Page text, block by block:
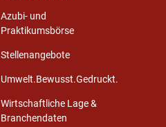
Azubi- und
Praktikumsbörse
Stellenangebote
Umwelt.Bewusst.Gedruckt.
Wirtschaftliche Lage &
Branchendaten